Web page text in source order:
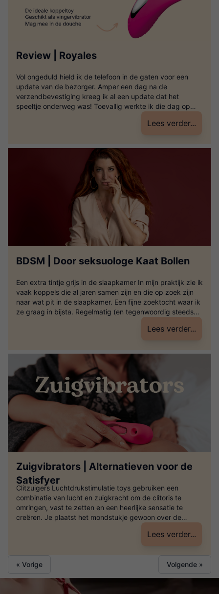
Review | Royales
Vol ongeduld hield ik de telefoon in de gaten voor een
update van de bezorger. Amper een dag na de
verzendbevestiging kreeg ik al een update dat het
speeltje onderweg was! Toevallig werkte ik die dag op
kantoor. Iets na de middag kreeg ik een melding: je
pakketje is bezorgd bij de buren. Ik kon […]Lees verder...
BDSM | Door seksuologe Kaat Bollen
Een extra tintje grijs in de slaapkamer In mijn praktijk zie ik
vaak koppels die al jaren samen zijn en die op zoek zijn
naar wat pit in de slaapkamer. Een fijne zoektocht waar ik
ze graag in bijsta. Regelmatig (en tegenwoordig steeds
vaker) kom ik dan met mijn koppels uit bij BDSM. Stiekem
Lees verder...
Zuigvibrators | Alternatieven voor de
Satisfyer
Clitzuigers Luchtdrukstimulatie toys gebruiken een
combinatie van lucht en zuigkracht om de clitoris te
omringen, vast te zetten en een heerlijke sensatie te
creëren. Je plaatst het mondstukje gewoon over de
clitoris en BAM, het speeltje doet al het werk voor je. In
tegenstelling tot vibrators die zijn ontworpen om het
Lees verder...
« Vorige Volgende »